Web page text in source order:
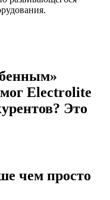
Electrolite
Это
чем просто